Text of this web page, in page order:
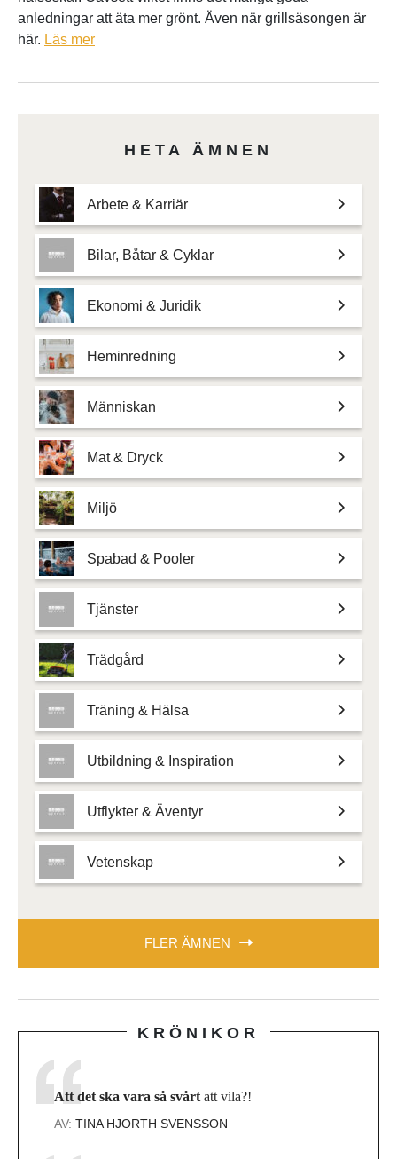
anledningar att äta mer grönt. Även när grillsäsongen är
här. Läs mer
HETA ÄMNEN
Arbete & Karriär
Bilar, Båtar & Cyklar
Ekonomi & Juridik
Heminredning
Människan
Mat & Dryck
Miljö
Spabad & Pooler
Tjänster
Trädgård
Träning & Hälsa
Utbildning & Inspiration
Utflykter & Äventyr
Vetenskap
FLER ÄMNEN
KRÖNIKOR
Att det ska vara så svårt att vila?!
AV: TINA HJORTH SVENSSON